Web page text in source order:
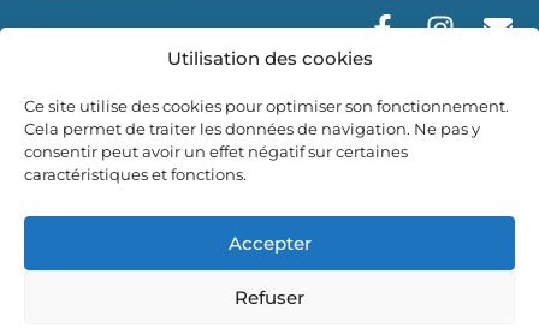
Utilisation des cookies
Ce site utilise des cookies pour optimiser son fonctionnement.
Cela permet de traiter les données de navigation. Ne pas y
consentir peut avoir un effet négatif sur certaines
caractéristiques et fonctions.
Accepter
Refuser
© 2026 Tropical Cards, tous droits réservés | Création site
internet parJNS WebSolutions
Mentions Légales Politique de confidentialité
Conditions Générale de Vente